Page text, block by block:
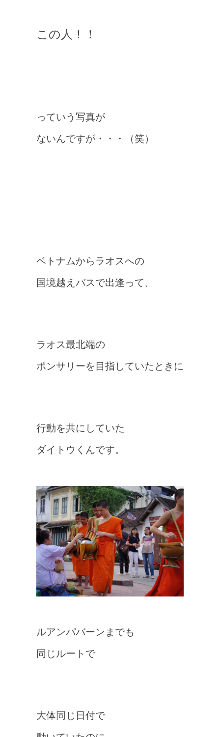
この人！！
っていう写真が
ないんですが・・・（笑）
ベトナムからラオスへの
国境越えバスで出逢って、
ラオス最北端の
ポンサリーを目指していたときに
行動を共にしていた
ダイトウくんです。
ルアンパバーンまでも
同じルートで
大体同じ日付で